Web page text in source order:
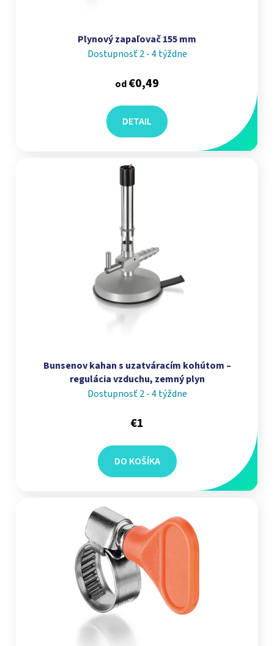
Plynový zapaľovač 155 mm
Dostupnosť 2 - 4 týždne
od€0,49
DETAIL
Bunsenov kahan s uzatváracím kohútom –
regulácia vzduchu, zemný plyn
Dostupnosť 2 - 4 týždne
€1
DO KOŠÍKA